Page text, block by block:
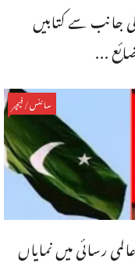
جانب سے کتابیں
...
سائنس/فیچر
رسائی میں نمایاں